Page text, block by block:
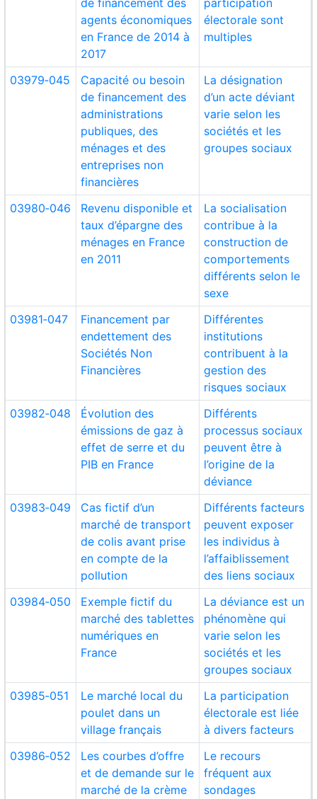
de financement des
agents économiques
en France de 2014 à
2017
participation
électorale sont
multiples
03979‑045
Capacité ou besoin
de financement des
administrations
publiques, des
ménages et des
entreprises non
financières
La désignation
d’un acte déviant
varie selon les
sociétés et les
groupes sociaux
03980‑046
Revenu disponible et
taux d’épargne des
ménages en France
en 2011
La socialisation
contribue à la
construction de
comportements
différents selon le
sexe
03981‑047
Financement par
endettement des
Sociétés Non
Financières
Différentes
institutions
contribuent à la
gestion des
risques sociaux
03982‑048
Évolution des
émissions de gaz à
effet de serre et du
PIB en France
Différents
processus sociaux
peuvent être à
l’origine de la
déviance
03983‑049
Cas fictif d’un
marché de transport
de colis avant prise
en compte de la
pollution
Différents facteurs
peuvent exposer
les individus à
l’affaiblissement
des liens sociaux
03984‑050
Exemple fictif du
marché des tablettes
numériques en
France
La déviance est un
phénomène qui
varie selon les
sociétés et les
groupes sociaux
03985‑051
Le marché local du
poulet dans un
village français
La participation
électorale est liée
à divers facteurs
03986‑052
Les courbes d’offre
et de demande sur le
marché de la crème
Le recours
fréquent aux
sondages